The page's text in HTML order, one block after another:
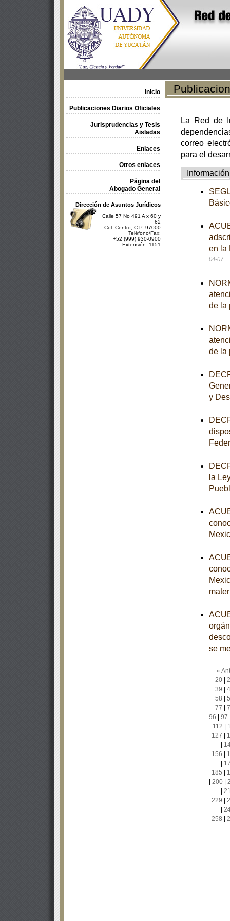
Inicio
Publicaciones Diarios Oficiales
Jurisprudencias y Tesis
Aisladas
Enlaces
Otros enlaces
Página del
Abogado General
Dirección de Asuntos Jurídicos
Calle 57 No 491 A x 60 y
62
Col. Centro, C.P. 97000
Teléfono/Fax:
+52 (999) 930-0900
Extensión: 1151
La Red de
correo
para el
Información
en la
04-07
de la
de la
y
la
se
«
20|
39
58
77
96
97
112
127
156
185
200|
229
258